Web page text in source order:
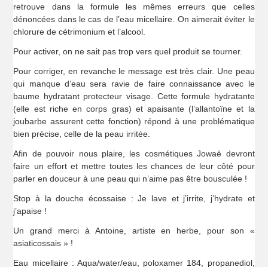
retrouve dans la formule les mêmes erreurs que celles
dénoncées dans le cas de l’eau micellaire. On aimerait éviter le
chlorure de cétrimonium et l’alcool.
Pour activer, on ne sait pas trop vers quel produit se tourner.
Pour corriger, en revanche le message est très clair. Une peau
qui manque d’eau sera ravie de faire connaissance avec le
baume hydratant protecteur visage. Cette formule hydratante
(elle est riche en corps gras) et apaisante (l’allantoïne et la
joubarbe assurent cette fonction) répond à une problématique
bien précise, celle de la peau irritée.
Afin de pouvoir nous plaire, les cosmétiques Jowaé devront
faire un effort et mettre toutes les chances de leur côté pour
parler en douceur à une peau qui n’aime pas être bousculée !
Stop à la douche écossaise : Je lave et j’irrite, j’hydrate et
j’apaise !
Un grand merci à Antoine, artiste en herbe, pour son «
asiaticossais » !
Eau micellaire : Aqua/water/eau, poloxamer 184, propanediol,